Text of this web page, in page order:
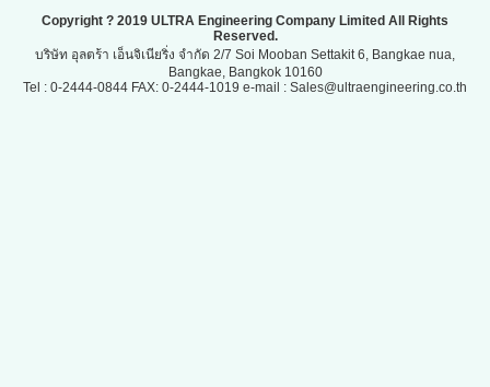
Copyright ? 2019 ULTRA Engineering Company Limited All Rights
Reserved.
บริษัท อุลตร้า เอ็นจิเนียริ่ง จำกัด 2/7 Soi Mooban Settakit 6, Bangkae nua,
Bangkae, Bangkok 10160
Tel : 0-2444-0844 FAX: 0-2444-1019 e-mail : Sales@ultraengineering.co.th